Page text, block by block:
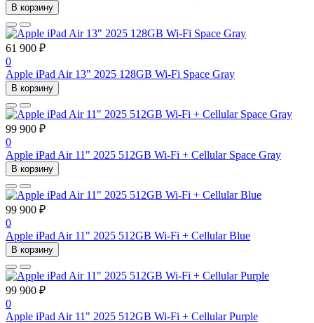
В корзину
61 900 ₽
0
Apple iPad Air 13" 2025 128GB Wi-Fi Space Gray
В корзину
99 900 ₽
0
Apple iPad Air 11" 2025 512GB Wi-Fi + Cellular Space Gray
В корзину
99 900 ₽
0
Apple iPad Air 11" 2025 512GB Wi-Fi + Cellular Blue
В корзину
99 900 ₽
0
Apple iPad Air 11" 2025 512GB Wi-Fi + Cellular Purple